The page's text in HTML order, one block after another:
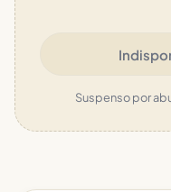
Suspenso por